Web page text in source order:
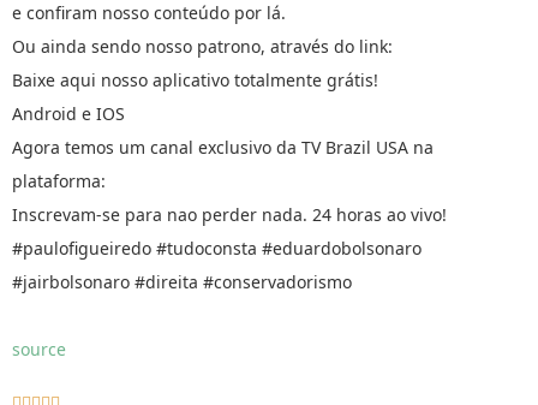
e confiram nosso conteúdo por lá.
Ou ainda sendo nosso patrono, através do link:
Baixe aqui nosso aplicativo totalmente grátis!
Android e IOS
Agora temos um canal exclusivo da TV Brazil USA na
plataforma:
Inscrevam-se para nao perder nada. 24 horas ao vivo!
#paulofigueiredo #tudoconsta #eduardobolsonaro
#jairbolsonaro #direita #conservadorismo
source